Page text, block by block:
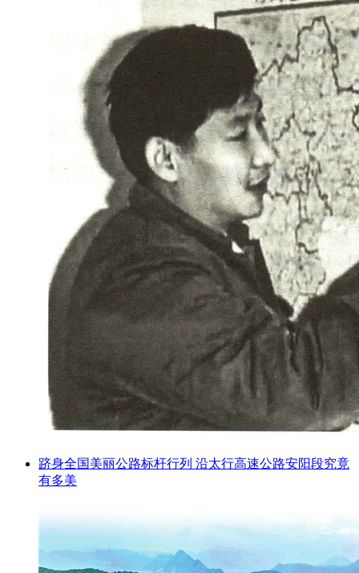
跻身全国美丽公路标杆行列 沿太行高速公路安阳段究竟
有多美